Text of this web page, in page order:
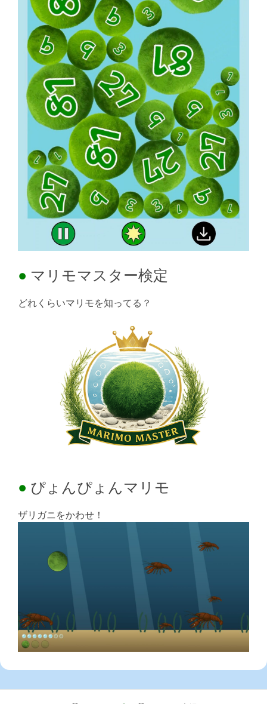
マリモマスター検定
どれくらいマリモを知ってる？
ぴょんぴょんマリモ
ザリガニをかわせ！